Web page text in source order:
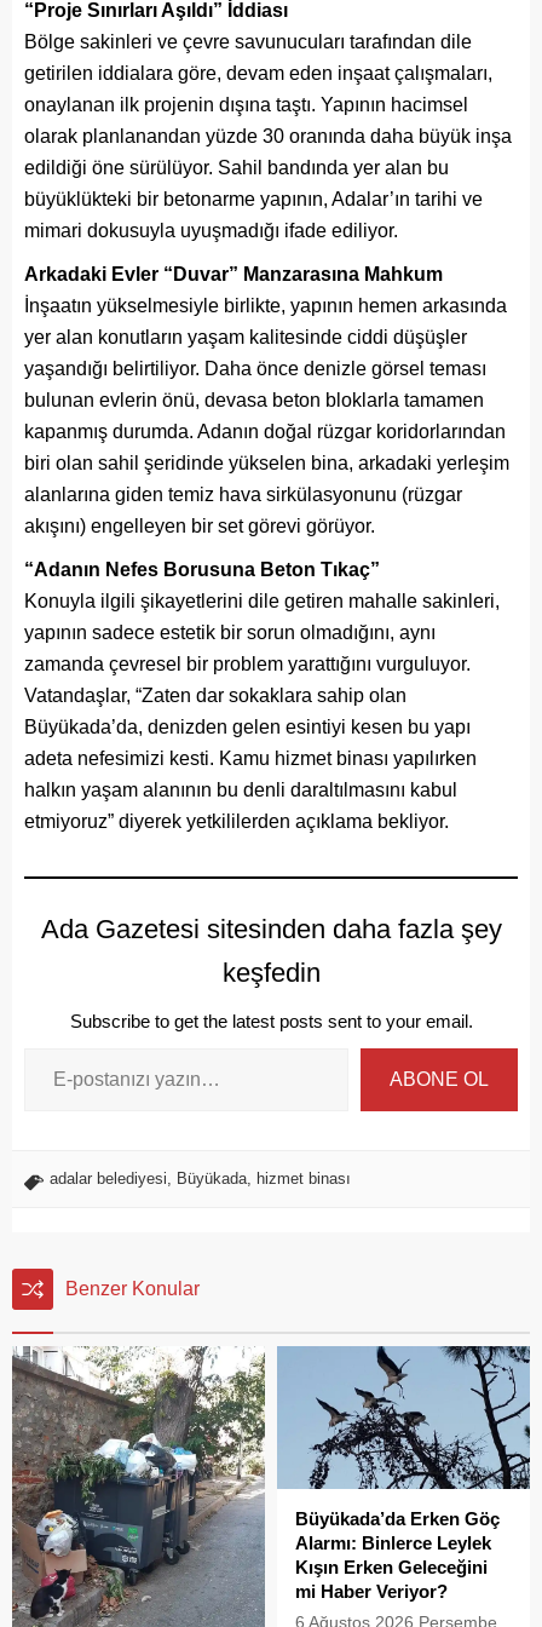
“Proje Sınırları Aşıldı” İddiası
Bölge sakinleri ve çevre savunucuları tarafından dile
getirilen iddialara göre, devam eden inşaat çalışmaları,
onaylanan ilk projenin dışına taştı. Yapının hacimsel
olarak planlanandan yüzde 30 oranında daha büyük inşa
edildiği öne sürülüyor. Sahil bandında yer alan bu
büyüklükteki bir betonarme yapının, Adalar’ın tarihi ve
mimari dokusuyla uyuşmadığı ifade ediliyor.
Arkadaki Evler “Duvar” Manzarasına Mahkum
İnşaatın yükselmesiyle birlikte, yapının hemen arkasında
yer alan konutların yaşam kalitesinde ciddi düşüşler
yaşandığı belirtiliyor. Daha önce denizle görsel teması
bulunan evlerin önü, devasa beton bloklarla tamamen
kapanmış durumda. Adanın doğal rüzgar koridorlarından
biri olan sahil şeridinde yükselen bina, arkadaki yerleşim
alanlarına giden temiz hava sirkülasyonunu (rüzgar
akışını) engelleyen bir set görevi görüyor.
“Adanın Nefes Borusuna Beton Tıkaç”
Konuyla ilgili şikayetlerini dile getiren mahalle sakinleri,
yapının sadece estetik bir sorun olmadığını, aynı
zamanda çevresel bir problem yarattığını vurguluyor.
Vatandaşlar, “Zaten dar sokaklara sahip olan
Büyükada’da, denizden gelen esintiyi kesen bu yapı
adeta nefesimizi kesti. Kamu hizmet binası yapılırken
halkın yaşam alanının bu denli daraltılmasını kabul
etmiyoruz” diyerek yetkililerden açıklama bekliyor.
Ada Gazetesi sitesinden daha fazla şey
keşfedin
Subscribe to get the latest posts sent to your email.
ABONE OL
adalar belediyesi, Büyükada, hizmet binası
Benzer Konular
Büyükada’da Erken Göç
Alarmı: Binlerce Leylek
Kışın Erken Geleceğini
mi Haber Veriyor?
6 Ağustos 2026 Perşembe